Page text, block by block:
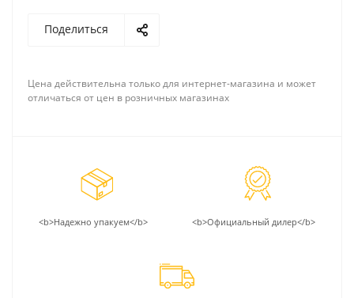
Поделиться
Цена действительна только для интернет-магазина и может
отличаться от цен в розничных магазинах
<b>Надежно упакуем</b> <b>Официальный дилер</b>